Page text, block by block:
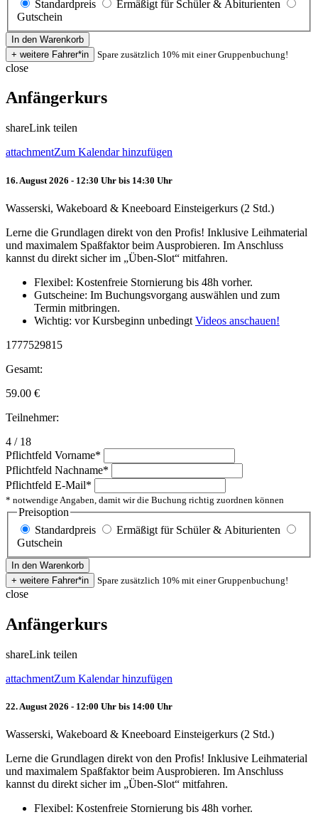
Standardpreis
Ermäßigt für Schüler & Abiturienten
Gutschein
Spare zusätzlich 10% mit einer Gruppenbuchung!
close
Anfängerkurs
shareLink teilen
attachmentZum Kalendar hinzufügen
16. August 2026 - 12:30 Uhr bis 14:30 Uhr
Wasserski, Wakeboard & Kneeboard Einsteigerkurs (2 Std.)
Lerne die Grundlagen direkt von den Profis! Inklusive Leihmaterial
und maximalem Spaßfaktor beim Ausprobieren. Im Anschluss
kannst du direkt sicher im „Üben-Slot“ mitfahren.
Flexibel: Kostenfreie Stornierung bis 48h vorher.
Gutscheine: Im Buchungsvorgang auswählen und zum
Termin mitbringen.
Wichtig: vor Kursbeginn unbedingt Videos anschauen!
1777529815
Gesamt:
59.00 €
Teilnehmer:
4 / 18
Pflichtfeld Vorname*
Pflichtfeld Nachname*
Pflichtfeld E-Mail*
* notwendige Angaben, damit wir die Buchung richtig zuordnen können
Preisoption
Standardpreis
Ermäßigt für Schüler & Abiturienten
Gutschein
Spare zusätzlich 10% mit einer Gruppenbuchung!
close
Anfängerkurs
shareLink teilen
attachmentZum Kalendar hinzufügen
22. August 2026 - 12:00 Uhr bis 14:00 Uhr
Wasserski, Wakeboard & Kneeboard Einsteigerkurs (2 Std.)
Lerne die Grundlagen direkt von den Profis! Inklusive Leihmaterial
und maximalem Spaßfaktor beim Ausprobieren. Im Anschluss
kannst du direkt sicher im „Üben-Slot“ mitfahren.
Flexibel: Kostenfreie Stornierung bis 48h vorher.